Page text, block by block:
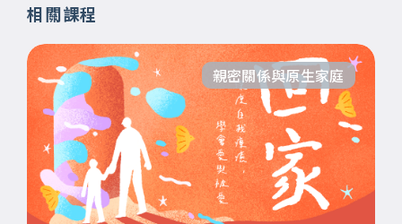
相關課程
親密關係與原生家庭